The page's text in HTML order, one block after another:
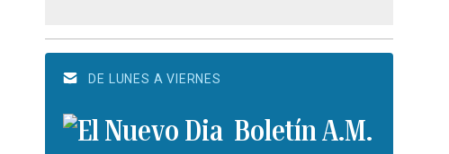
DE LUNES A VIERNES
Boletín A.M.